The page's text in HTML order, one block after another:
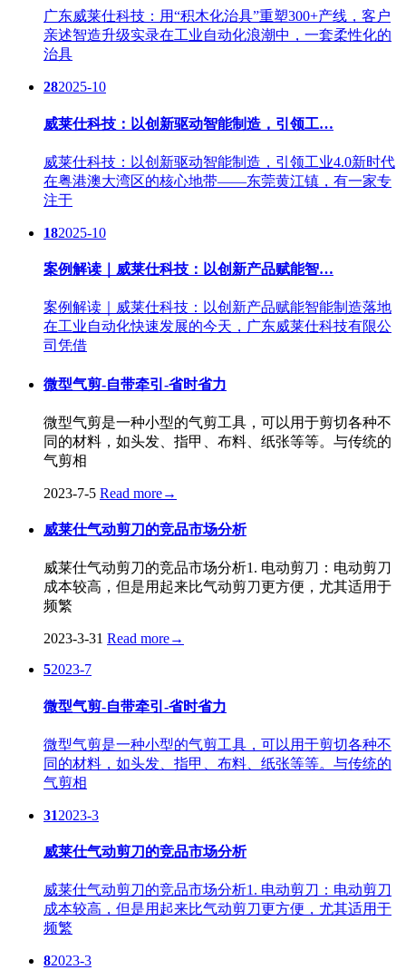
广东威莱仕科技：用“积木化治具”重塑300+产线，客户
亲述智造升级实录在工业自动化浪潮中，一套柔性化的
治具
282025-10
威莱仕科技：以创新驱动智能制造，引领工…
威莱仕科技：以创新驱动智能制造，引领工业4.0新时代
在粤港澳大湾区的核心地带——东莞黄江镇，有一家专
注于
182025-10
案例解读｜威莱仕科技：以创新产品赋能智…
案例解读｜威莱仕科技：以创新产品赋能智能制造落地
在工业自动化快速发展的今天，广东威莱仕科技有限公
司凭借
微型气剪-自带牵引-省时省力
微型气剪是一种小型的气剪工具，可以用于剪切各种不
同的材料，如头发、指甲、布料、纸张等等。与传统的
气剪相
2023-7-5 Read more→
威莱仕气动剪刀的竞品市场分析
威莱仕气动剪刀的竞品市场分析1. 电动剪刀：电动剪刀
成本较高，但是用起来比气动剪刀更方便，尤其适用于
频繁
2023-3-31 Read more→
52023-7
微型气剪-自带牵引-省时省力
微型气剪是一种小型的气剪工具，可以用于剪切各种不
同的材料，如头发、指甲、布料、纸张等等。与传统的
气剪相
312023-3
威莱仕气动剪刀的竞品市场分析
威莱仕气动剪刀的竞品市场分析1. 电动剪刀：电动剪刀
成本较高，但是用起来比气动剪刀更方便，尤其适用于
频繁
82023-3